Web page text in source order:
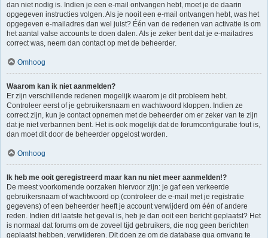
dan niet nodig is. Indien je een e-mail ontvangen hebt, moet je de daarin
opgegeven instructies volgen. Als je nooit een e-mail ontvangen hebt, was het
opgegeven e-mailadres dan wel juist? Één van de redenen van activatie is om
het aantal valse accounts te doen dalen. Als je zeker bent dat je e-mailadres
correct was, neem dan contact op met de beheerder.
Omhoog
Waarom kan ik niet aanmelden?
Er zijn verschillende redenen mogelijk waarom je dit probleem hebt.
Controleer eerst of je gebruikersnaam en wachtwoord kloppen. Indien ze
correct zijn, kun je contact opnemen met de beheerder om er zeker van te zijn
dat je niet verbannen bent. Het is ook mogelijk dat de forumconfiguratie fout is,
dan moet dit door de beheerder opgelost worden.
Omhoog
Ik heb me ooit geregistreerd maar kan nu niet meer aanmelden!?
De meest voorkomende oorzaken hiervoor zijn: je gaf een verkeerde
gebruikersnaam of wachtwoord op (controleer de e-mail met je registratie
gegevens) of een beheerder heeft je account verwijderd om één of andere
reden. Indien dit laatste het geval is, heb je dan ooit een bericht geplaatst? Het
is normaal dat forums om de zoveel tijd gebruikers, die nog geen berichten
geplaatst hebben, verwijderen. Dit doen ze om de database qua omvang te